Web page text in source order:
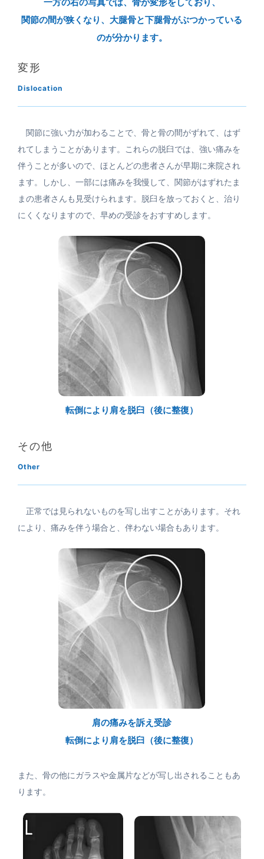
関節の間が狭くなり、大腿骨と下腿骨がぶつかっている
のが分かります。
変形
Dislocation
関節に強い力が加わることで、骨と骨の間がずれて、はず
れてしまうことがあります。これらの脱臼では、強い痛みを
伴うことが多いので、ほとんどの患者さんが早期に来院され
ます。しかし、一部には痛みを我慢して、関節がはずれたま
まの患者さんも見受けられます。脱臼を放っておくと、治り
にくくなりますので、早めの受診をおすすめします。
転倒により肩を脱臼（後に整復）
その他
Other
正常では見られないものを写し出すことがあります。それ
により、痛みを伴う場合と、伴わない場合もあります。
肩の痛みを訴え受診
転倒により肩を脱臼（後に整復）
また、骨の他にガラスや金属片などが写し出されることもあ
ります。